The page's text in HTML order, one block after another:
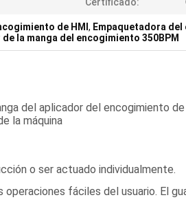
de HMI , Empaquetadora
la manga del encogimiento 350BPM
del aplicador del encogimiento
la máquina
o ser actuado individualmente.
fáciles del usuario. El